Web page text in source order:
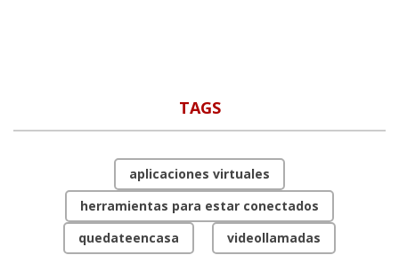
TAGS
aplicaciones virtuales
herramientas para estar conectados
quedateencasa
videollamadas